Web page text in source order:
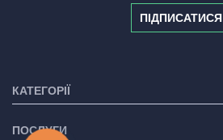
ПІДПИСАТИСЯ
КАТЕГОРІЇ
ПОСЛУГИ